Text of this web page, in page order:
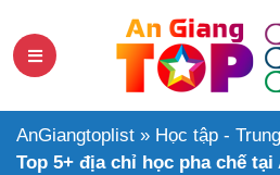
AnGiangtoplist » Học tập -
Top 5+ địa chỉ học pha chế